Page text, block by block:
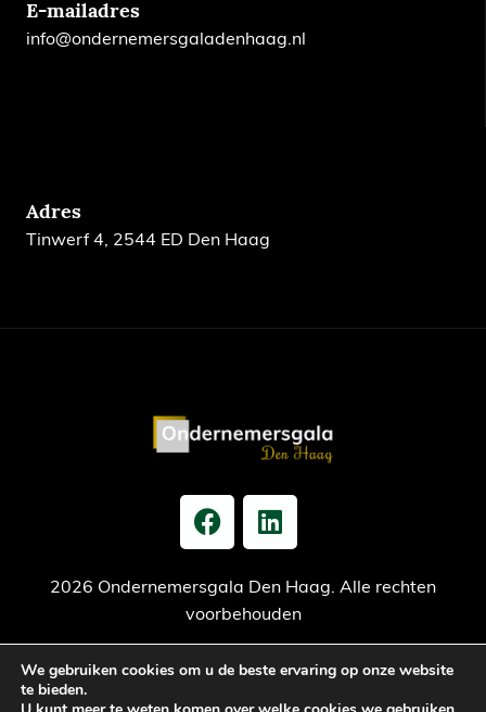
E-mailadres
info@ondernemersgaladenhaag.nl
Adres
Tinwerf 4, 2544 ED Den Haag
2026 Ondernemersgala Den Haag. Alle rechten
voorbehouden
Privacy verklaring Cookiebeleid Jaarrekening
We gebruiken cookies om u de beste ervaring op onze website
te bieden.